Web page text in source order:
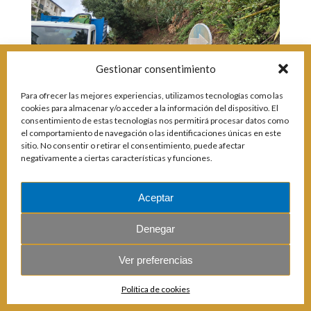
Gestionar consentimiento
Para ofrecer las mejores experiencias, utilizamos tecnologías como las
cookies para almacenar y/o acceder a la información del dispositivo. El
consentimiento de estas tecnologías nos permitirá procesar datos como
el comportamiento de navegación o las identificaciones únicas en este
sitio. No consentir o retirar el consentimiento, puede afectar
negativamente a ciertas características y funciones.
Aceptar
Denegar
Ver preferencias
Política de cookies
Incidencias
Incidencias
OCIO Y CURIOSIDADES DE SITIO DE CALAHONDA
Historia de Sitio de Calahonda
Instalaciones y ocio
Club de Golf La Siesta
Centros Comerciales
La Iglesia de San Miguel
La Ermita de Calahonda
Parque España
Parque Calahonda
Senda litoral Mijas
Ruta a pie
Ruta de árboles singulares
Parque Canino
Galería Fotográfica
Calahonda de noche
Centros comerciales
Iglesia de San Miguel
La Ermita de Calahonda
Parques de Sitio de Calahonda
Vivero de Calahonda
Revistas
Buscar:
© 2026 E.U.C. Sitio de Calahonda.
Calle Monte Paraíso, 6, 29649 Mijas Costa. NIF: G29178803.